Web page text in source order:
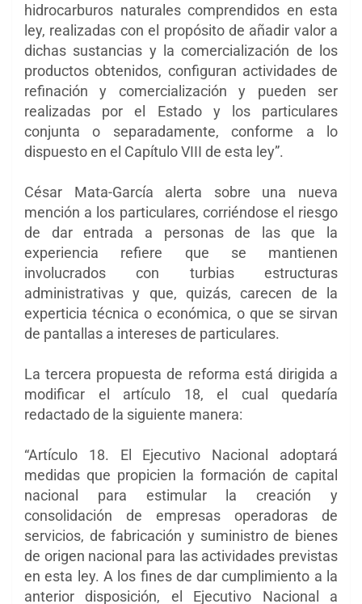
hidrocarburos naturales comprendidos en esta
ley, realizadas con el propósito de añadir valor a
dichas sustancias y la comercialización de los
productos obtenidos, configuran actividades de
refinación y comercialización y pueden ser
realizadas por el Estado y los particulares
conjunta o separadamente, conforme a lo
dispuesto en el Capítulo VIII de esta ley”.
César Mata-García alerta sobre una nueva
mención a los particulares, corriéndose el riesgo
de dar entrada a personas de las que la
experiencia refiere que se mantienen
involucrados con turbias estructuras
administrativas y que, quizás, carecen de la
experticia técnica o económica, o que se sirvan
de pantallas a intereses de particulares.
La tercera propuesta de reforma está dirigida a
modificar el artículo 18, el cual quedaría
redactado de la siguiente manera:
“Artículo 18. El Ejecutivo Nacional adoptará
medidas que propicien la formación de capital
nacional para estimular la creación y
consolidación de empresas operadoras de
servicios, de fabricación y suministro de bienes
de origen nacional para las actividades previstas
en esta ley. A los fines de dar cumplimiento a la
anterior disposición, el Ejecutivo Nacional a